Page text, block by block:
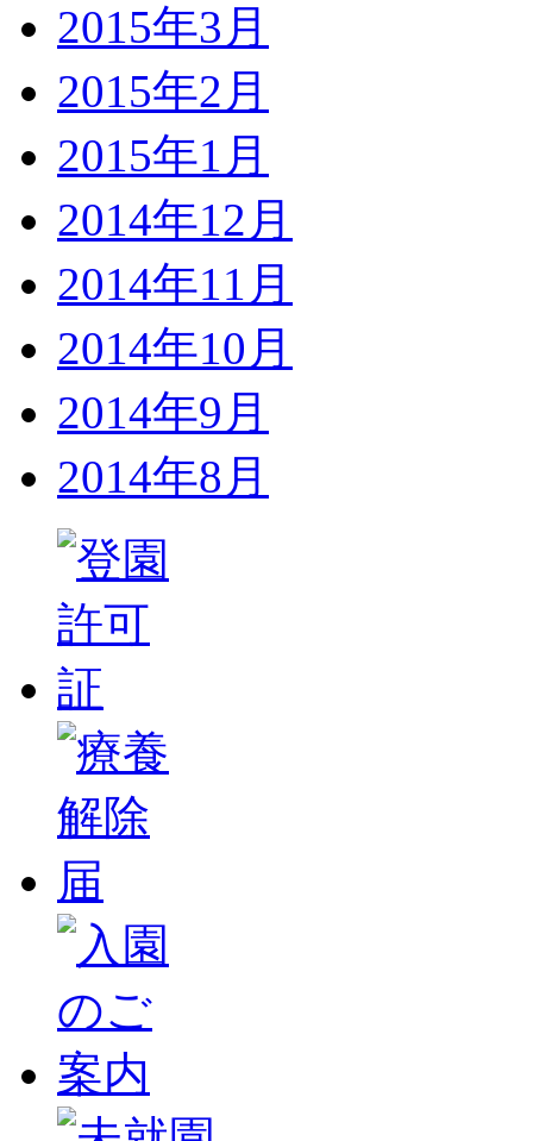
2015年3月
2015年2月
2015年1月
2014年12月
2014年11月
2014年10月
2014年9月
2014年8月